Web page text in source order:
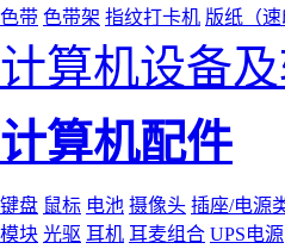
色带 色带架 指纹打卡机 版纸（速
计算机设备
计算机配件
键盘 鼠标 电池 摄像头 插座/电源
模块 光驱 耳机 耳麦组合 UPS电源